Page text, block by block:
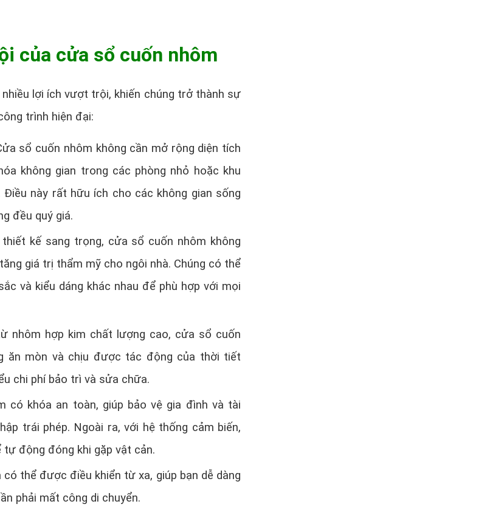
của cửa sổ cuốn nhôm
lợi ích vượt trội, khiến chúng trở thành sự
trình hiện đại:
sổ cuốn nhôm không cần mở rộng diện tích
không gian trong các phòng nhỏ hoặc khu
này rất hữu ích cho các không gian sống
đều quý giá.
thiết kế sang trọng, cửa sổ cuốn nhôm không
giá trị thẩm mỹ cho ngôi nhà. Chúng có thể
và kiểu dáng khác nhau để phù hợp với mọi
nhôm hợp kim chất lượng cao, cửa sổ cuốn
ăn mòn và chịu được tác động của thời tiết
chi phí bảo trì và sửa chữa.
có khóa an toàn, giúp bảo vệ gia đình và tài
trái phép. Ngoài ra, với hệ thống cảm biến,
động đóng khi gặp vật cản.
có thể được điều khiển từ xa, giúp bạn dễ dàng
phải mất công di chuyển.